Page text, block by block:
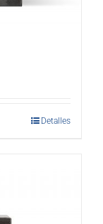
Detalles